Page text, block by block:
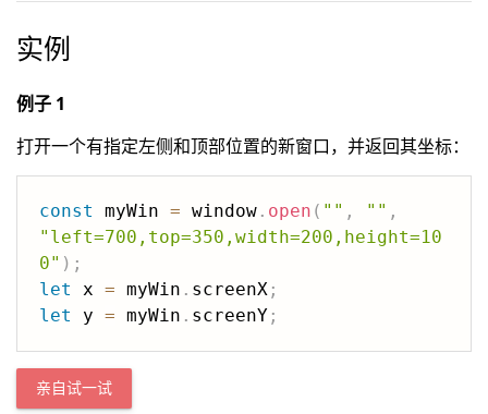
实例
例子 1
打开一个有指定左侧和顶部位置的新窗口，并返回其坐标：
const myWin = window . open ( "" , "" ,
"left=700,top=350,width=200,height=10
0" ) ;
let
x = myWin . screenX ;
let
y = myWin . screenY ;
亲自试一试